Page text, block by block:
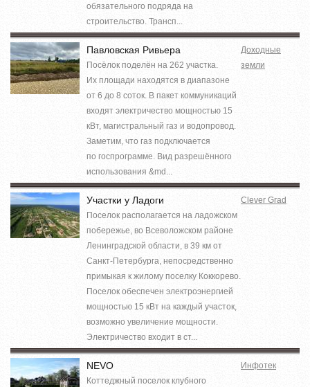
обязательного подряда на
строительство. Трансп...
Павловская Ривьера
Посёлок поделён на 262 участка.
Их площади находятся в диапазоне
от 6 до 8 соток. В пакет коммуникаций
входят электричество мощностью 15
кВт, магистральный газ и водопровод.
Заметим, что газ подключается
по госпрограмме. Вид разрешённого
использования &md...
Доходные
земли
Участки у Ладоги
Поселок располагается на ладожском
побережье, во Всеволожском районе
Ленинградской области, в 39 км от
Санкт-Петербурга, непосредственно
примыкая к жилому поселку Коккорево.
Поселок обеспечен электроэнергией
мощностью 15 кВт на каждый участок,
возможно увеличение мощности.
Электричество входит в ст...
Clever Grad
NEVO
Коттеджный поселок клубного
Инфотек